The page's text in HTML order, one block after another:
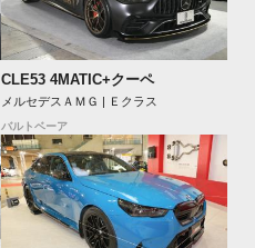
CLE53 4MATIC+クーペ
メルセデスＡＭＧ | Ｅクラス
バルトベーア